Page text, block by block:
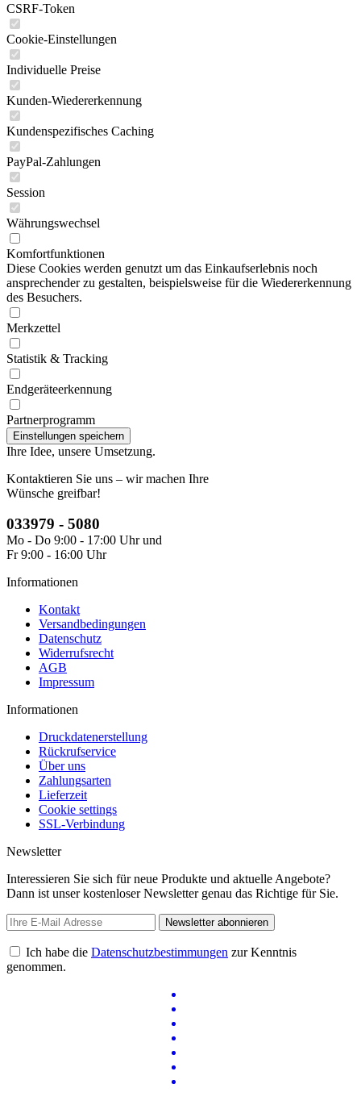
CSRF-Token
Cookie-Einstellungen
Individuelle Preise
Kunden-Wiedererkennung
Kundenspezifisches Caching
PayPal-Zahlungen
Session
Währungswechsel
Komfortfunktionen
Diese Cookies werden genutzt um das Einkaufserlebnis noch
ansprechender zu gestalten, beispielsweise für die Wiedererkennung
des Besuchers.
Merkzettel
Statistik & Tracking
Endgeräteerkennung
Partnerprogramm
Ihre Idee, unsere Umsetzung.
Kontaktieren Sie uns – wir machen Ihre
Wünsche greifbar!
033979 - 5080
Mo - Do 9:00 - 17:00 Uhr und
Fr 9:00 - 16:00 Uhr
Informationen
Kontakt
Versandbedingungen
Datenschutz
Widerrufsrecht
AGB
Impressum
Informationen
Druckdatenerstellung
Rückrufservice
Über uns
Zahlungsarten
Lieferzeit
Cookie settings
SSL-Verbindung
Newsletter
Interessieren Sie sich für neue Produkte und aktuelle Angebote?
Dann ist unser kostenloser Newsletter genau das Richtige für Sie.
Newsletter abonnieren
Ich habe die Datenschutzbestimmungen zur Kenntnis
genommen.